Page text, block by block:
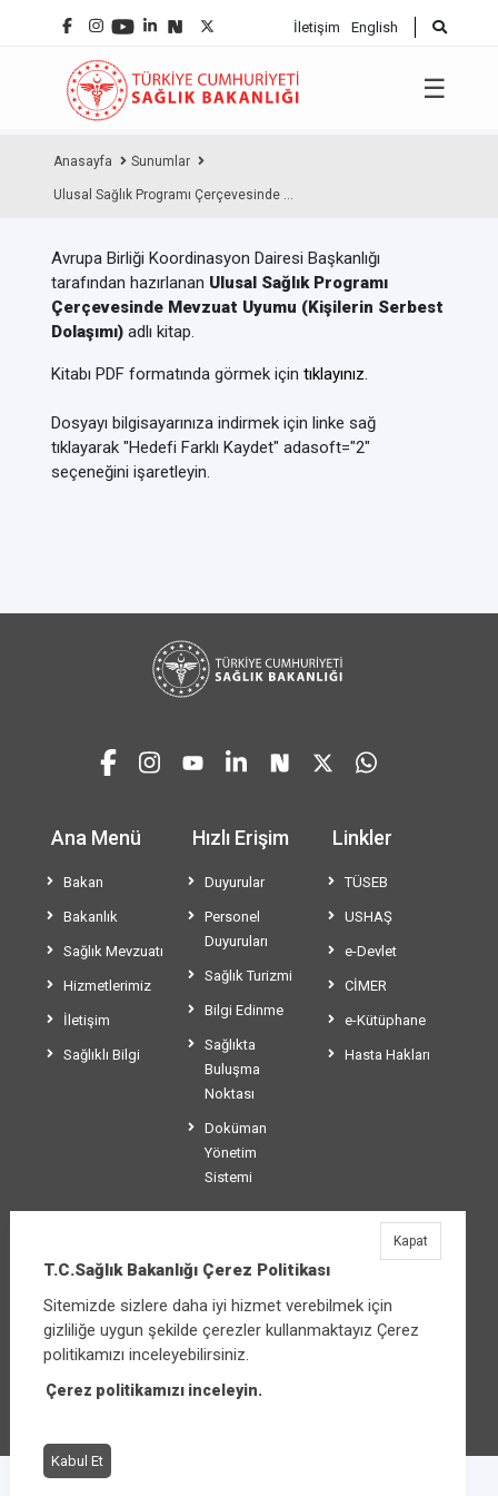
İletişim English
☰
Anasayfa Sunumlar
Ulusal Sağlık Programı Çerçevesinde ...
Avrupa Birliği Koordinasyon Dairesi Başkanlığı
tarafından hazırlanan Ulusal Sağlık Programı
Çerçevesinde Mevzuat Uyumu (Kişilerin Serbest
Dolaşımı) adlı kitap.
Kitabı PDF formatında görmek için tıklayınız.
Dosyayı bilgisayarınıza indirmek için linke sağ
tıklayarak "Hedefi Farklı Kaydet" adasoft="2"
seçeneğini işaretleyin.
Ana Menü
Bakan
Bakanlık
Sağlık Mevzuatı
Hizmetlerimiz
İletişim
Sağlıklı Bilgi
Hızlı Erişim
Duyurular
Personel
Duyuruları
Sağlık Turizmi
Bilgi Edinme
Sağlıkta
Buluşma
Noktası
Doküman
Yönetim
Sistemi
Linkler
TÜSEB
USHAŞ
e-Devlet
CİMER
e-Kütüphane
Hasta Hakları
T.C.Sağlık Bakanlığı
Üniversiteler Mahallesi Şehit Mehmet Bayraktar
Caddesi No:3 Çankaya/Ankara
Santral:+90 312 585 10 00
T.C.Sağlık Bakanlığı Çerez Politikası
Sitemizde sizlere daha iyi hizmet verebilmek için
gizliliğe uygun şekilde çerezler kullanmaktayız Çerez
politikamızı inceleyebilirsiniz.
Çerez politikamızı inceleyin.
Kabul Et
Kapat